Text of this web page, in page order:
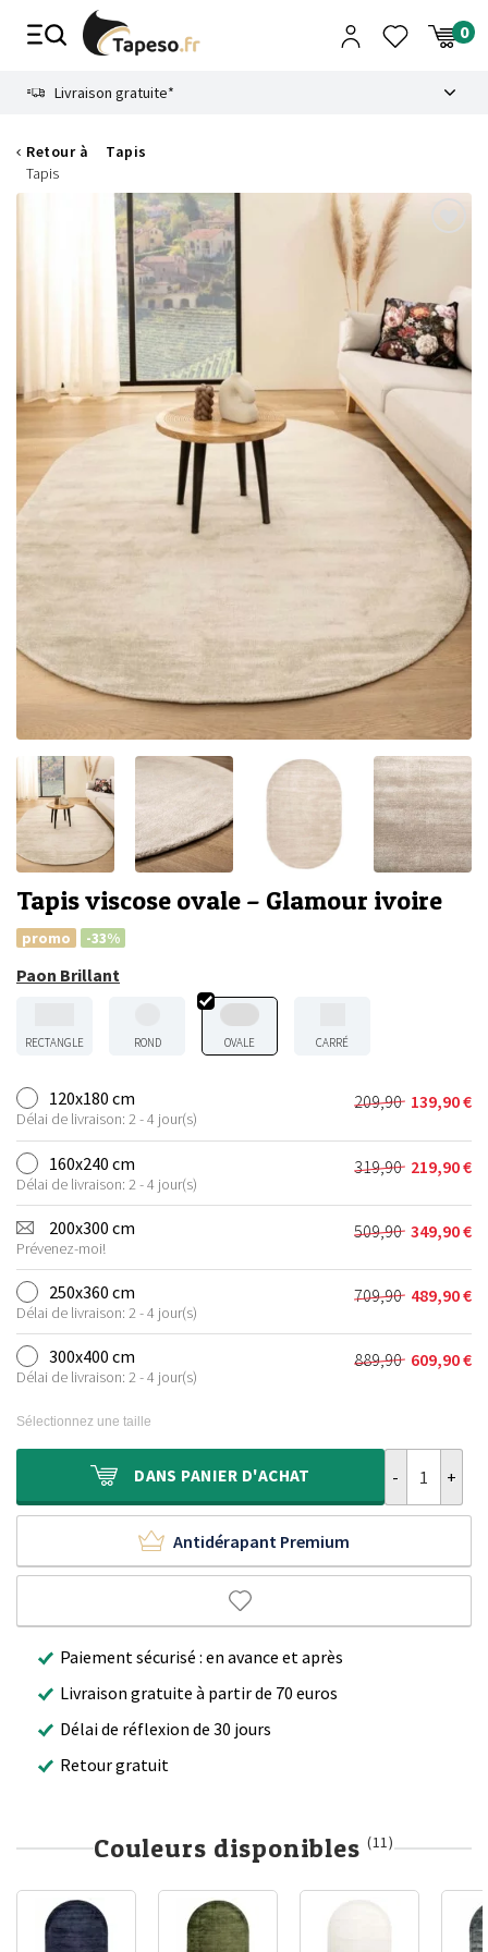
Livraison gratuite*
Retour à
Tapis
Tapis
Tapis viscose ovale – Glamour ivoire
promo -33%
Paon Brillant
RECTANGLE ROND OVALE CARRÉ
120x180 cm
Délai de livraison: 2 - 4 jour(s)
209,90
Le
prix
initial
était :
209,90 €.
139,90€
Le
prix
actuel
est :
139,90 €.
160x240 cm
Délai de livraison: 2 - 4 jour(s)
319,90
Le
prix
initial
était :
319,90 €.
219,90€
Le
prix
actuel
est :
219,90 €.
200x300 cm
Prévenez-moi!
509,90
Le
prix
initial
était :
509,90 €.
349,90€
Le
prix
actuel
est :
349,90 €.
250x360 cm
Délai de livraison: 2 - 4 jour(s)
709,90
Le
prix
initial
était :
489,90€
Le
prix
actuel
est :
300x400 cm
Délai de livraison: 2 - 4 jour(s)
889,90
Le
889,90 €.
609,90€
Le
609,90 €.
Sélectionnez une taille
DANS PANIER D'ACHAT
Antidérapant Premium
Paiement sécurisé : en avance et après
Livraison gratuite à partir de 70 euros
Délai de réflexion de 30 jours
Retour gratuit
Couleurs disponibles (11)